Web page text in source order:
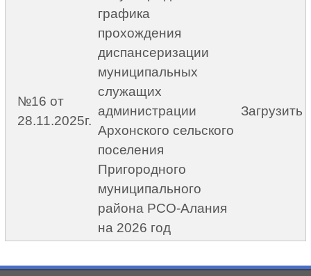
№16 от
28.11.2025г.
графика
прохождения
диспансеризации
муниципальных
служащих
администрации
Архонского сельского
поселения
Пригородного
муниципального
района РСО-Алания
на 2026 год
Загрузить